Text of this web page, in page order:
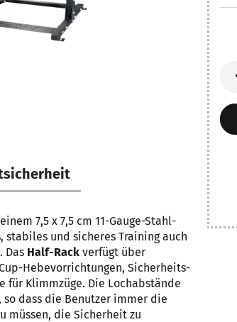
7,5 x 7,5 cm 11-Gauge-Stahl-
und sicheres Training auch
Das Half-Rack verfügt über
Hebevorrichtungen, Sicherheits-
Klimmzüge. Die Lochabstände
dass die Benutzer immer die
müssen, die Sicherheit zu